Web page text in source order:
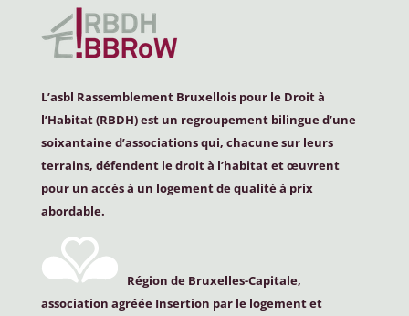
L’asbl Rassemblement Bruxellois pour le Droit à
l’Habitat (RBDH) est un regroupement bilingue d’une
soixantaine d’associations qui, chacune sur leurs
terrains, défendent le droit à l’habitat et œuvrent
pour un accès à un logement de qualité à prix
abordable.
Région de Bruxelles-Capitale,
association agréée Insertion par le logement et